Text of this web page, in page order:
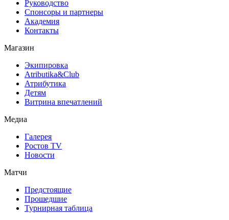
Руководство
Спонсоры и партнеры
Академия
Контакты
Магазин
Экипировка
Atributika&Club
Атрибутика
Детям
Витрина впечатлений
Медиа
Галерея
Ростов TV
Новости
Матчи
Предстоящие
Прошедшие
Турнирная таблица